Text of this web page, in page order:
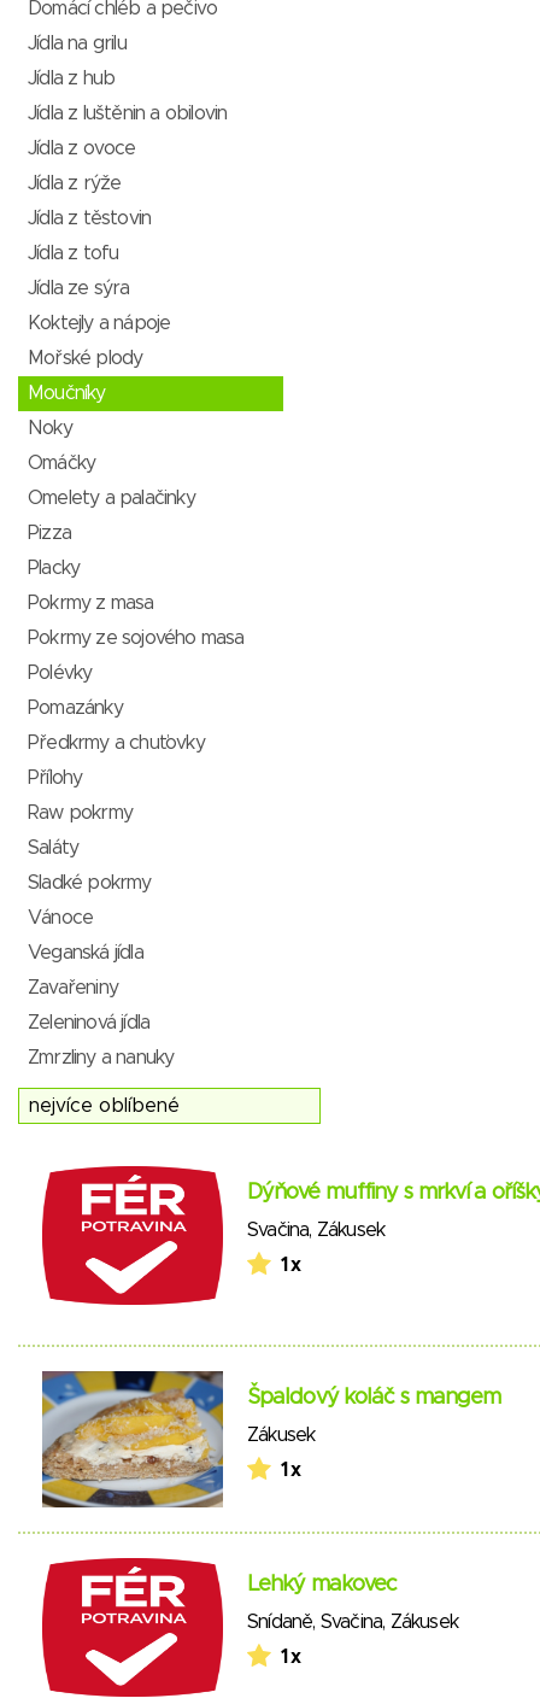
Domácí chléb a pečivo
Jídla na grilu
Jídla z hub
Jídla z luštěnin a obilovin
Jídla z ovoce
Jídla z rýže
Jídla z těstovin
Jídla z tofu
Jídla ze sýra
Koktejly a nápoje
Mořské plody
Moučníky
Noky
Omáčky
Omelety a palačinky
Pizza
Placky
Pokrmy z masa
Pokrmy ze sojového masa
Polévky
Pomazánky
Předkrmy a chuťovky
Přílohy
Raw pokrmy
Saláty
Sladké pokrmy
Vánoce
Veganská jídla
Zavařeniny
Zeleninová jídla
Zmrzliny a nanuky
Dýňové muffiny s mrkví a
Svačina, Zákusek
1 x
Špaldový koláč s mangem
Zákusek
1 x
Lehký makovec
Snídaně, Svačina, Zákusek
1 x